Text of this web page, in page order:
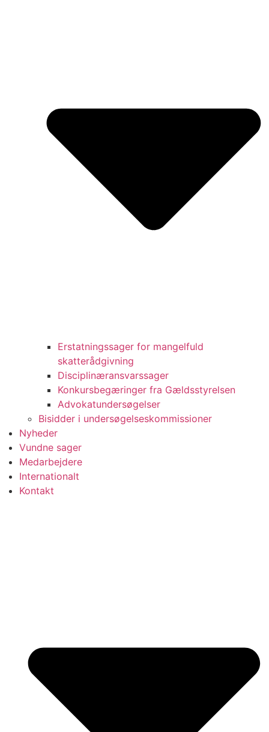
Erstatningssager for mangelfuld
skatterådgivning
Disciplinæransvarssager
Konkursbegæringer fra Gældsstyrelsen
Advokatundersøgelser
Bisidder i undersøgelseskommissioner
Nyheder
Vundne sager
Medarbejdere
Internationalt
Kontakt